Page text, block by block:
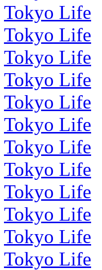
Tokyo Life
Tokyo Life
Tokyo Life
Tokyo Life
Tokyo Life
Tokyo Life
Tokyo Life
Tokyo Life
Tokyo Life
Tokyo Life
Tokyo Life
Tokyo Life